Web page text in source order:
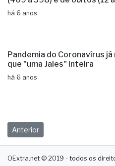
há 6 anos
Pandemia do Coronavírus
que "uma Jales" inteira
há 6 anos
Anterior
OExtra.net © 2019 - todos os